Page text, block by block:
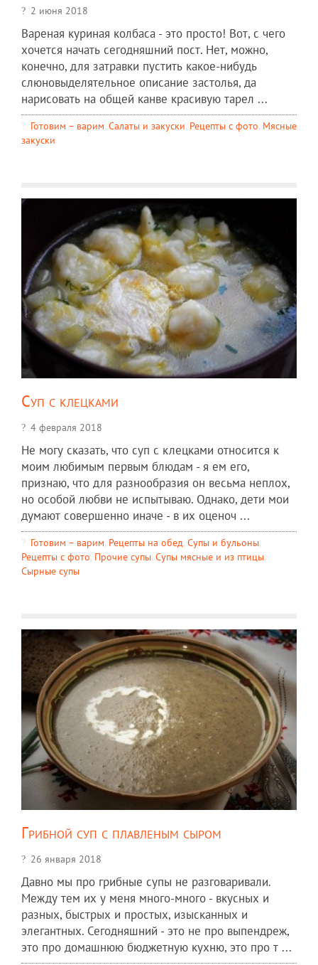
2 июня 2018
Вареная куриная колбаса - это просто! Вот, с чего
хочется начать сегодняшний пост. Нет, можно,
конечно, для затравки пустить какое-нибудь
слюновыделятельное описание застолья, да
нарисовать на общей канве красивую тарел ...
Готовим – варим, Салаты и закуски, Рецепты c фото, Мясные
закуски
Суп с клецками
4 февраля 2018
Не могу сказать, что суп с клецками относится к
моим любимым первым блюдам - я ем его,
признаю, что для разнообразия он весьма неплох,
но особой любви не испытываю. Однако, дети мои
думают совершенно иначе - в их оценоч ...
Готовим – варим, Рецепты на обед, Супы и бульоны,
Рецепты c фото, Прочие супы, Супы мясные и из птицы,
Сырные супы
Грибной суп с плавленым сыром
26 января 2018
Давно мы про грибные супы не разговаривали.
Между тем их у меня много-много - вкусных и
разных, быстрых и простых, изысканных и
элегантных. Сегодняшний - это не про выпендреж,
это про домашнюю бюджетную кухню, это про т ...